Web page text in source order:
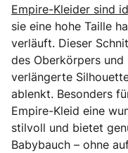
Empire-Kleider sind
sie eine hohe Taille
verläuft. Dieser
des Oberkörpers
verlängerte
ablenkt. Besonders
Empire-Kleid eine
stilvoll und bietet
Babybauch – ohne